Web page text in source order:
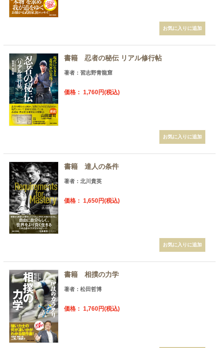
書籍 忍者の秘伝 リアル修行帖
著者：習志野青龍窟
価格： 1,760円(税込)
書籍 達人の条件
著者：北川貴英
価格： 1,650円(税込)
書籍 相撲の力学
著者：松田哲博
価格： 1,760円(税込)